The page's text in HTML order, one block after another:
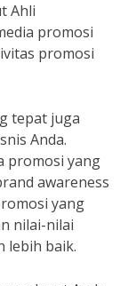
Ahli
promosi
promosi
tepat juga
Anda.
promosi yang
awareness
yang
nilai-nilai
lebih baik.